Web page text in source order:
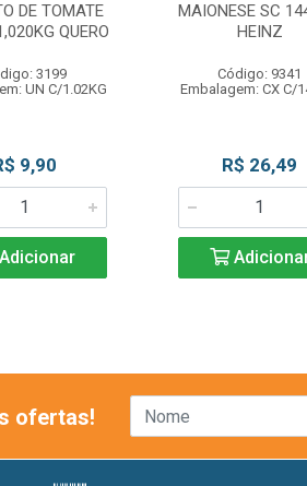
DE TOMATE
QUERO
3199
UN C/1.02KG
9,90
MAIONESE SC
HEINZ
Código: 9341
Embalagem: CX C/
R$ 26,49
ofertas!